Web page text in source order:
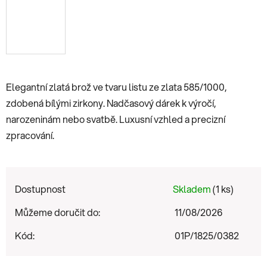
Elegantní zlatá brož ve tvaru listu ze zlata 585/1000,
zdobená bílými zirkony. Nadčasový dárek k výročí,
narozeninám nebo svatbě. Luxusní vzhled a precizní
zpracování.
Dostupnost Skladem(1 ks)
Můžeme doručit do:
11/08/2026
Kód:
01P/1825/0382